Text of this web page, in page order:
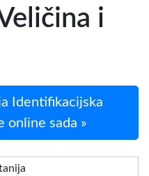
i
Identifikacijska
online sada »